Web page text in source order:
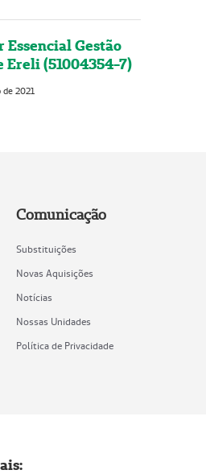
Essencial Gestão
Ereli (51004354-7)
2021
Comunicação
Substituições
Novas Aquisições
Notícias
Nossas Unidades
Política de Privacidade